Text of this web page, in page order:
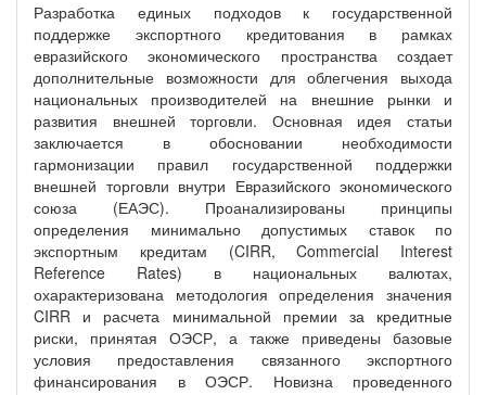
Разработка единых подходов к государственной
поддержке экспортного кредитования в рамках
евразийского экономического пространства создает
дополнительные возможности для облегчения выхода
национальных производителей на внешние рынки и
развития внешней торговли. Основная идея статьи
заключается в обосновании необходимости
гармонизации правил государственной поддержки
внешней торговли внутри Евразийского экономического
союза (ЕАЭС). Проанализированы принципы
определения минимально допустимых ставок по
экспортным кредитам (CIRR, Commercial Interest
Reference Rates) в национальных валютах,
охарактеризована методология определения значения
CIRR и расчета минимальной премии за кредитные
риски, принятая ОЭСР, а также приведены базовые
условия предоставления связанного экспортного
финансирования в ОЭСР. Новизна проведенного